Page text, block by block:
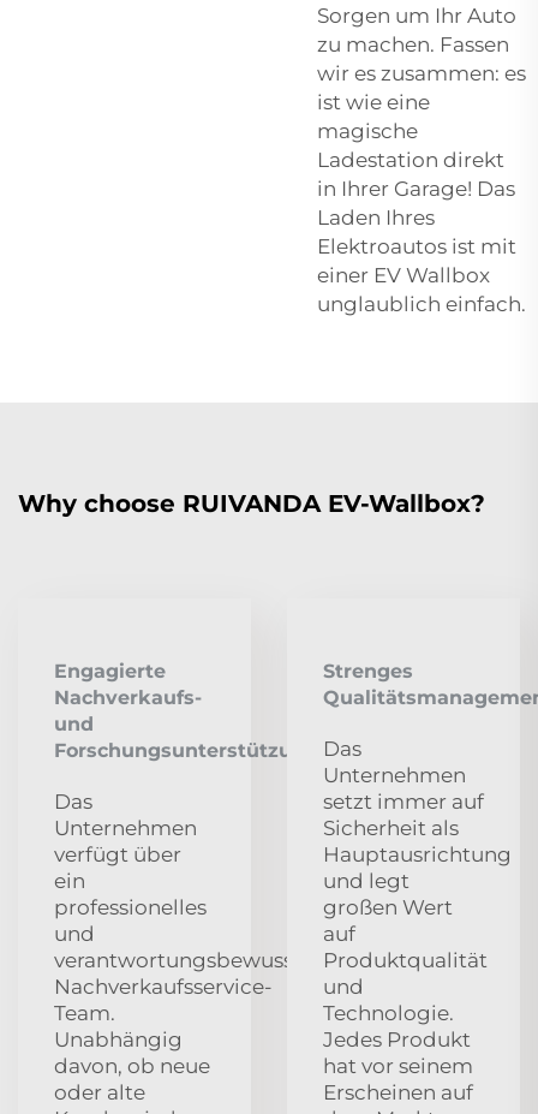
Sorgen um Ihr Auto
zu machen. Fassen
wir es zusammen: es
ist wie eine
magische
Ladestation direkt
in Ihrer Garage! Das
Laden Ihres
Elektroautos ist mit
einer EV Wallbox
unglaublich einfach.
Why choose RUIVANDA EV-Wallbox?
Engagierte
Nachverkaufs-
und
Forschungsunterstützung
Das
Unternehmen
verfügt über
ein
professionelles
und
verantwortungsbewusstes
Nachverkaufsservice-
Team.
Unabhängig
davon, ob neue
oder alte
Strenges
Das
Unternehmen
setzt immer auf
Sicherheit als
Hauptausrichtung
und legt
großen Wert
auf
Produktqualität
und
Technologie.
Jedes Produkt
hat vor seinem
Erscheinen auf